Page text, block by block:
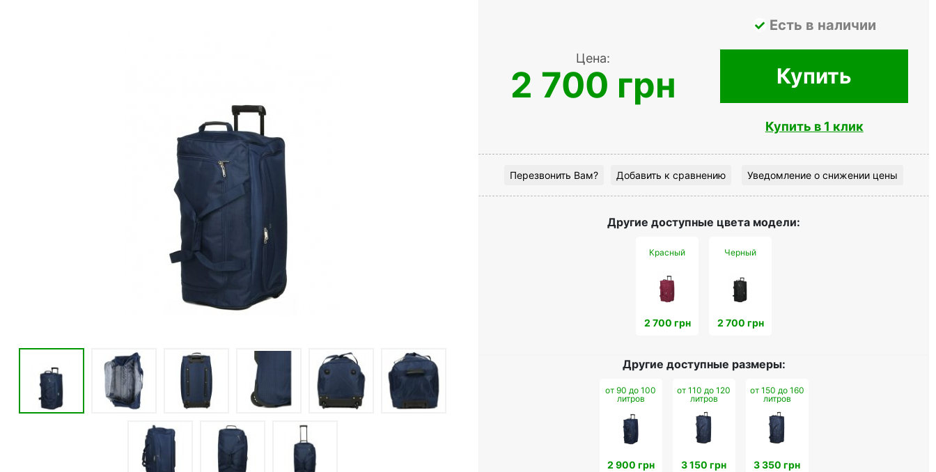
Цена:
2 700 грн
Есть в наличии
Купить
Купить в 1 клик
Перезвонить Вам? Добавить к сравнению Уведомление о снижении цены
Другие доступные цвета модели:
Красный
2 700 грн
Черный
2 700 грн
Другие доступные размеры:
от 90 до 100
литров
2 900 грн
от 110 до 120
литров
3 150 грн
от 150 до 160
литров
3 350 грн